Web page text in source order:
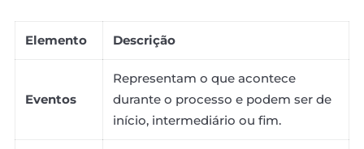
Elemento Descrição
Eventos
Representam o que acontece
durante o processo e podem ser de
início, intermediário ou fim.